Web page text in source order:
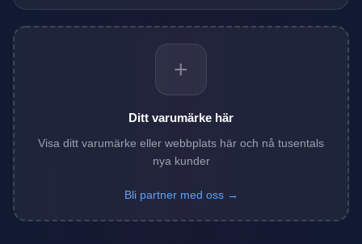
+
Ditt varumärke här
Visa ditt varumärke eller webbplats här och nå tusentals
nya kunder
Bli partner med oss →